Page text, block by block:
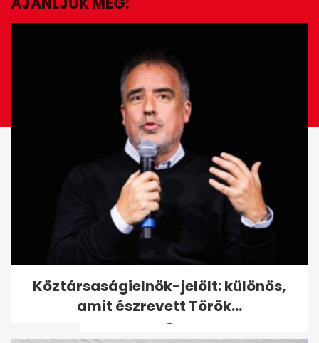
EZ IS ÉRDEKELHET
Budapest erős a plasztikai
turizmusban: 30–70%
árkülönbség...
Köztársaságielnök-jelölt: különös,
amit észrevett Török...